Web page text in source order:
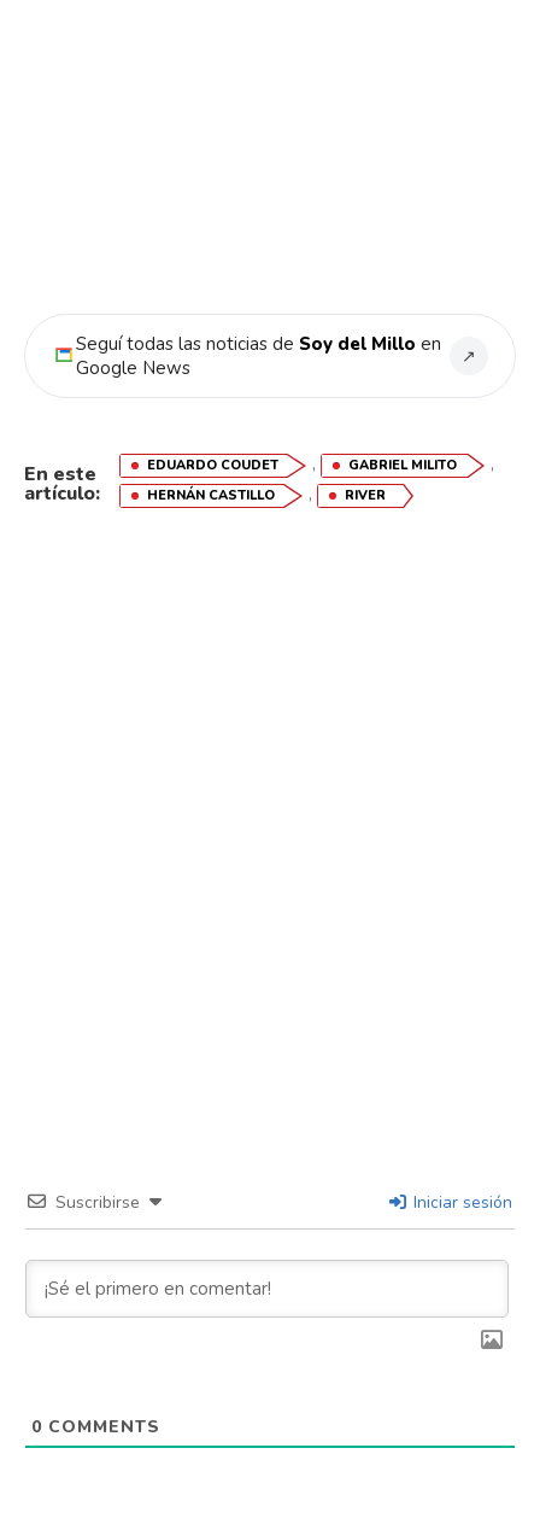
Seguí todas las noticias de Soy del Millo en
Google News
↗
En este
artículo:
EDUARDO COUDET , GABRIEL MILITO ,
HERNÁN CASTILLO , RIVER
Suscribirse Iniciar sesión
0 COMMENTS